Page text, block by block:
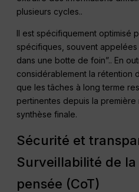
plusieurs cycles..
Il est spécifiquement optimisé
spécifiques, souvent
dans une botte de foin”.. En
considérablement la rétention
que les tâches à long terme
pertinentes depuis la
synthèse finale.
Sécurité et
Surveillabilité de
pensée (CoT)